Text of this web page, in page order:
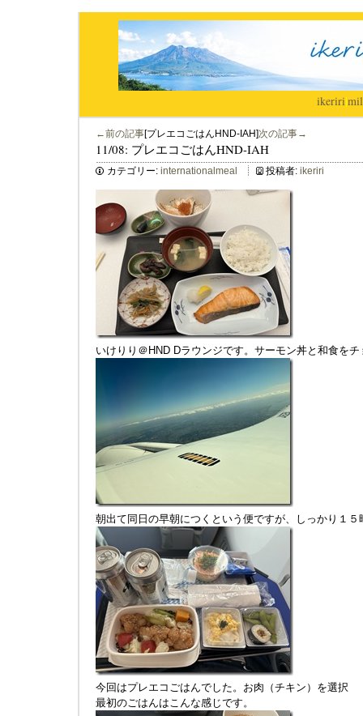
ikeriri|
←前の記事[プレエコごはんHND-IAH]次の記事→
11/08: プレエコごはんHND-IAH
カテゴリー: internationalmeal 投稿者: ikeriri
いけりり＠HND Dラウンジです。サーモン丼と和食をチ
朝出て同日の早朝につくという便ですが、しっかり１５
今回はプレエコごはんでした。お肉（チキン）を選択
最初のごはんはこんな感じです。